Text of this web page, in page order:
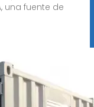
una fuente de